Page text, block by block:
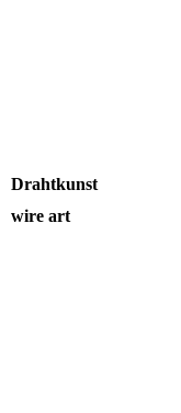
Drahtkunst
wire art